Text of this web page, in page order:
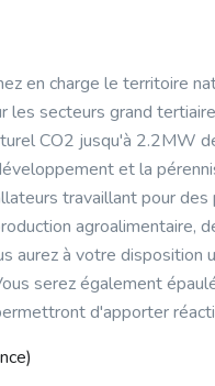
en charge le territoire
secteurs grand
CO2 jusqu'à 2.2MW
et la
travaillant pour
agroalimentaire,
aurez à votre disposition
serez également
d'apporter